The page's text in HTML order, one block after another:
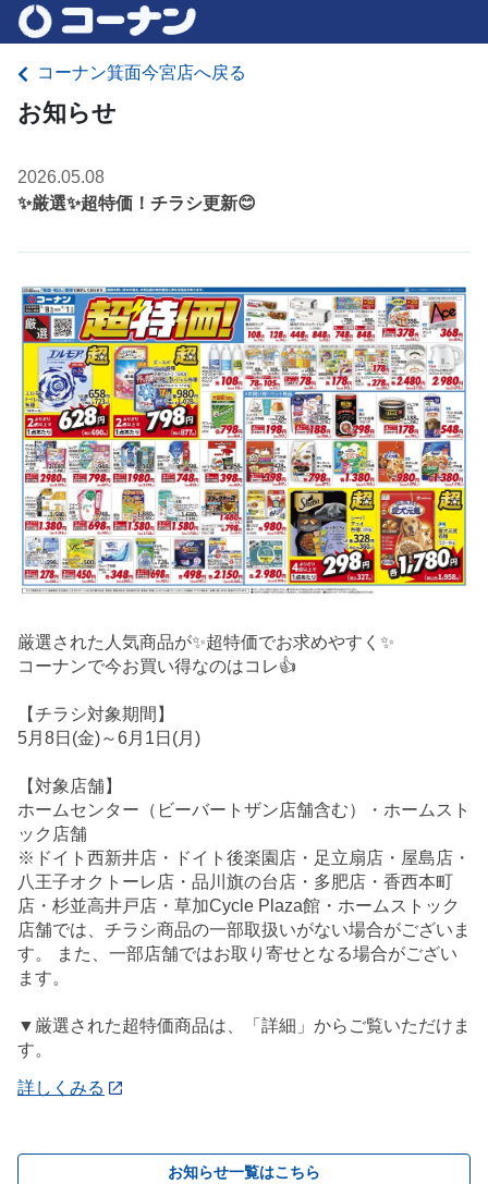
コーナン箕面今宮店へ戻る
お知らせ
2026.05.08
✨厳選✨超特価！チラシ更新😊
厳選された人気商品が✨超特価でお求めやすく✨
コーナンで今お買い得なのはコレ👍
【チラシ対象期間】
5月8日(金)～6月1日(月)
【対象店舗】
ホームセンター（ビーバートザン店舗含む）・ホームスト
ック店舗
※ドイト西新井店・ドイト後楽園店・足立扇店・屋島店・
八王子オクトーレ店・品川旗の台店・多肥店・香西本町
店・杉並高井戸店・草加Cycle Plaza館・ホームストック
店舗では、チラシ商品の一部取扱いがない場合がございま
す。 また、一部店舗ではお取り寄せとなる場合がござい
ます。
▼厳選された超特価商品は、「詳細」からご覧いただけま
す。
詳しくみる
お知らせ一覧はこちら